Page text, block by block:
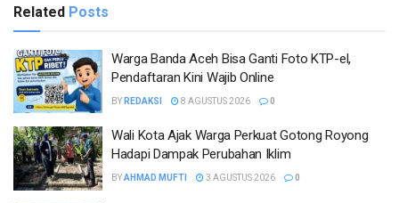
Related Posts
Warga Banda Aceh Bisa Ganti Foto KTP-el,
Pendaftaran Kini Wajib Online
BY REDAKSI 8 AGUSTUS 2026 0
Wali Kota Ajak Warga Perkuat Gotong Royong
Hadapi Dampak Perubahan Iklim
BYAHMAD MUFTI 3 AGUSTUS 2026 0